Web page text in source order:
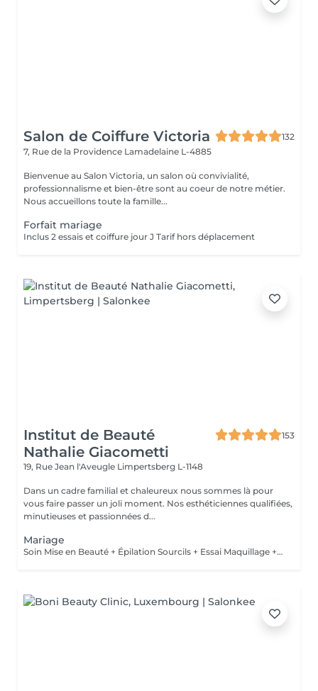
Salon de Coiffure Victoria
132
7, Rue de la Providence Lamadelaine L-4885
Bienvenue au Salon Victoria, un salon où convivialité,
professionnalisme et bien-être sont au coeur de notre métier.
Nous accueillons toute la famille...
Forfait mariage
Inclus 2 essais et coiffure jour J Tarif hors déplacement
Institut de Beauté
Nathalie Giacometti
153
19, Rue Jean l'Aveugle Limpertsberg L-1148
Dans un cadre familial et chaleureux nous sommes là pour
vous faire passer un joli moment. Nos esthéticiennes qualifiées,
minutieuses et passionnées d...
Mariage
Soin Mise en Beauté + Épilation Sourcils + Essai Maquillage + Maquillage Jour J + Soin des Mains